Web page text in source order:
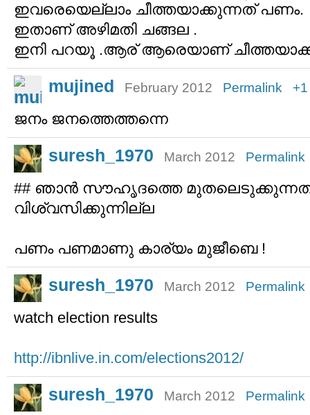
ഇവരെയെല്ലാം ചീത്തയാക്കുന്നത്‌ പണം.
ഇതാണ് അഴിമതി ചങ്ങല .
ഇനി പറയൂ .ആര് ആരെയാണ്
mujined February 2012 Permalink +1
ജനം ജനത്തെത്തന്നെ
suresh_1970 March 2012 Permalink
## ഞാന്‍ സൗഹൃദത്തെ
വിശ്വസിക്കുന്നില്ല
പണം പണമാണു കാര്യം മുജീബെ !
suresh_1970 March 2012 Permalink
watch election results
http://ibnlive.in.com/elections2012/
suresh_1970 March 2012 Permalink